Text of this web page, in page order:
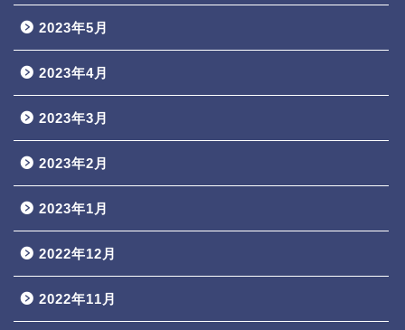
2023年5月
2023年4月
2023年3月
2023年2月
2023年1月
2022年12月
2022年11月